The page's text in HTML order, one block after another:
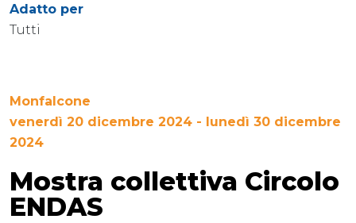
Adatto per
Tutti
Monfalcone
venerdì 20 dicembre 2024 - lunedì 30 dicembre
2024
Mostra collettiva Circolo
ENDAS